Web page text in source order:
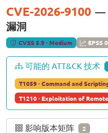
CVE-2026-9100 —
漏洞
CVSS 5.9 · Medium EPSS
可能的 ATT&CK 技术
T1059 · Command and
T1210 · Exploitation of
影响版本矩阵 2